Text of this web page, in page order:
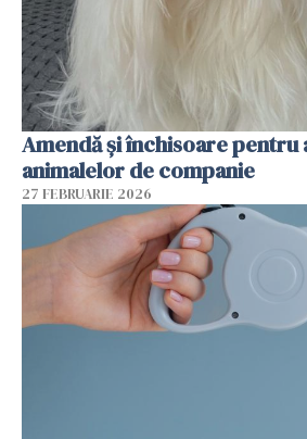
Amendă și închisoare pentru
animalelor de companie
27 FEBRUARIE 2026